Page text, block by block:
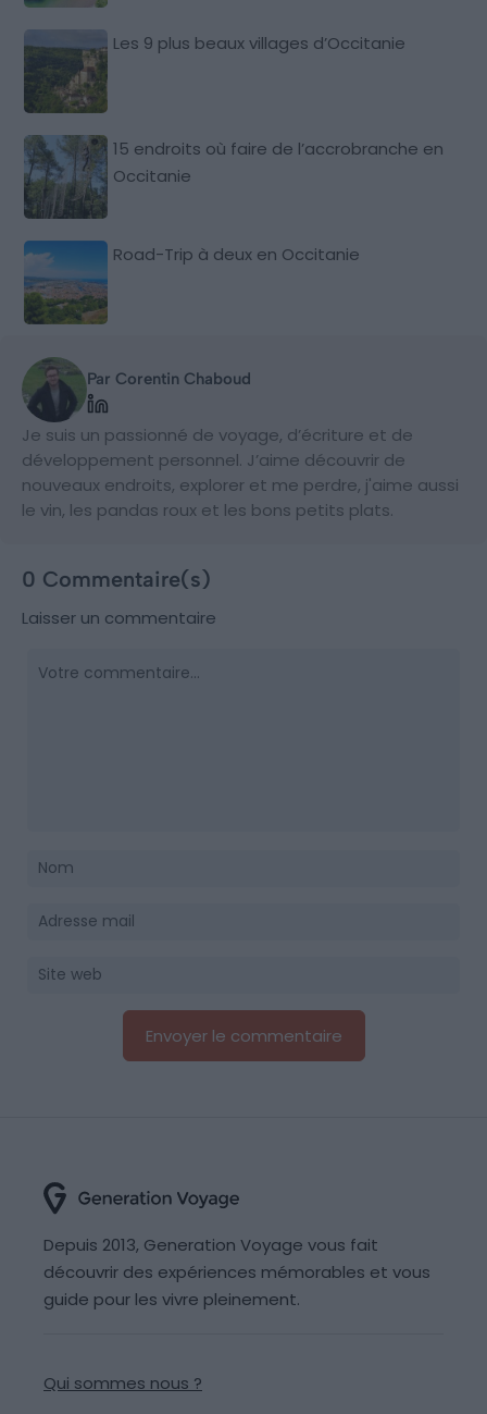
Les 9 plus beaux villages d’Occitanie
15 endroits où faire de l’accrobranche en
Occitanie
Road-Trip à deux en Occitanie
Par Corentin Chaboud
Je suis un passionné de voyage, d’écriture et de
développement personnel. J’aime découvrir de
nouveaux endroits, explorer et me perdre, j'aime aussi
le vin, les pandas roux et les bons petits plats.
0 Commentaire(s)
Laisser un commentaire
Depuis 2013, Generation Voyage vous fait
découvrir des expériences mémorables et vous
guide pour les vivre pleinement.
Qui sommes nous ?